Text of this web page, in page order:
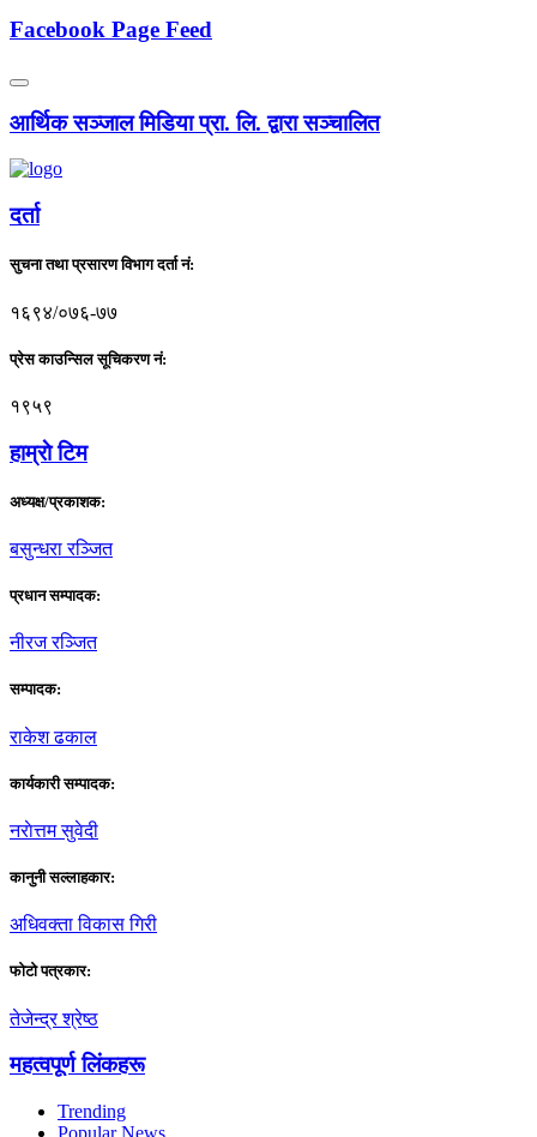
Facebook Page Feed
आर्थिक सञ्जाल मिडिया प्रा. लि. द्वारा सञ्चालित
दर्ता
सुचना तथा प्रसारण विभाग दर्ता नं:
१६९४/०७६-७७
प्रेस काउन्सिल सूचिकरण नं:
१९५९
हाम्राे टिम
अध्यक्ष/प्रकाशक:
बसुन्धरा रञ्जित
प्रधान सम्पादक:
नीरज रञ्जित
सम्पादक:
राकेश ढकाल
कार्यकारी सम्पादक:
नराेत्तम सुवेदी
कानुनी सल्लाहकार:
अधिवक्ता विकास गिरी
फाेटाे पत्रकार:
तेजेन्द्र श्रेष्ठ
महत्वपूर्ण लिंकहरू
Trending
Popular News